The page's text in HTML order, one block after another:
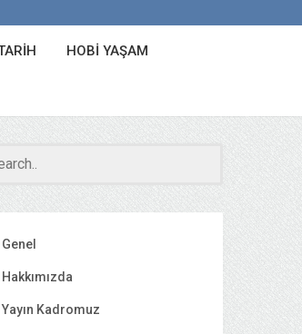
HOBI YAŞAM
Genel
Hakkımızda
Yayın Kadromuz